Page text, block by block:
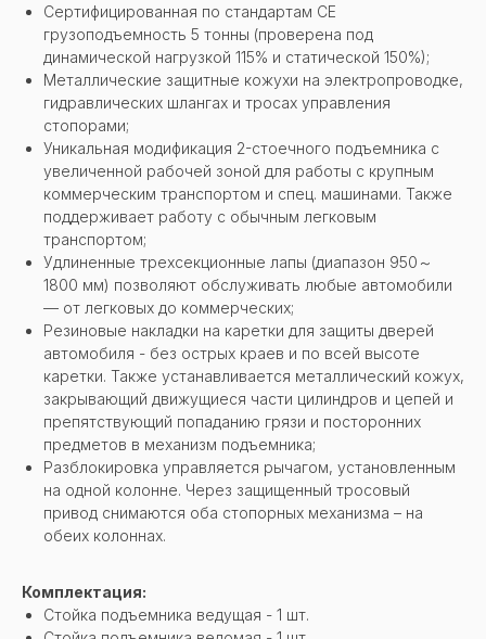
Сертифицированная по стандартам CE
грузоподъемность 5 тонны (проверена под
динамической нагрузкой 115% и статической 150%);
Металлические защитные кожухи на электропроводке,
гидравлических шлангах и тросах управления
стопорами;
Уникальная модификация 2-стоечного подъемника с
увеличенной рабочей зоной для работы с крупным
коммерческим транспортом и спец. машинами. Также
поддерживает работу с обычным легковым
транспортом;
Удлиненные трехсекционные лапы (диапазон 950～
1800 мм) позволяют обслуживать любые автомобили
— от легковых до коммерческих;
Резиновые накладки на каретки для защиты дверей
автомобиля - без острых краев и по всей высоте
каретки. Также устанавливается металлический кожух,
закрывающий движущиеся части цилиндров и цепей и
препятствующий попаданию грязи и посторонних
предметов в механизм подъемника;
Разблокировка управляется рычагом, установленным
на одной колонне. Через защищенный тросовый
привод снимаются оба стопорных механизма – на
обеих колоннах.
Комплектация:
Стойка подъемника ведущая - 1 шт.